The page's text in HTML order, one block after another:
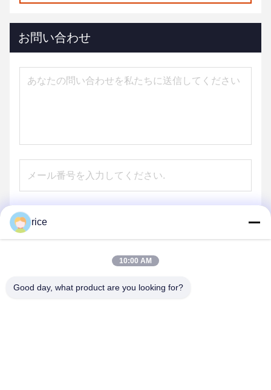
お問い合わせ
rice
10:00 AM
Good day, what product are you looking for?